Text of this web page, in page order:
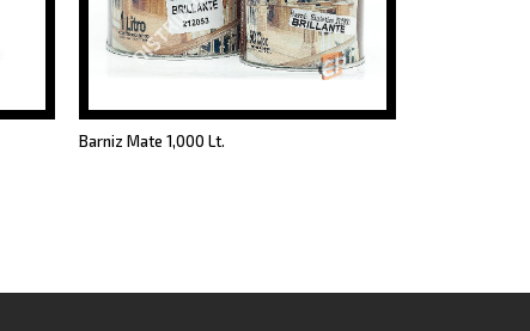
Barniz Mate 1,000 Lt.